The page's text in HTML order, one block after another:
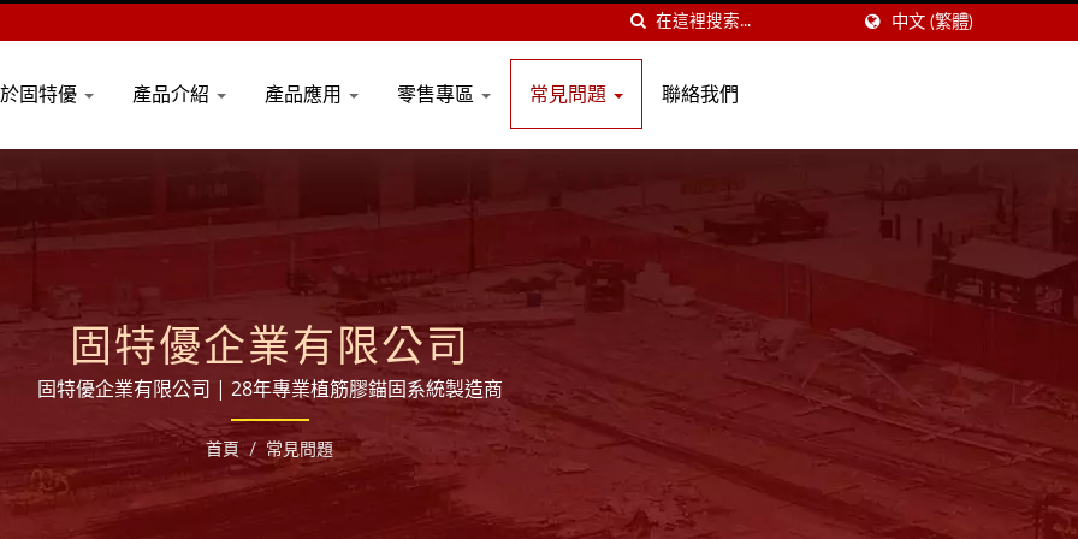
中文 (繁體)
固特優 產品介紹 產品應用 零售專區 常見問題 聯絡我們
固特優企業有限公司
固特優企業有限公司 | 28年專業植筋膠錨固系統製造商
首頁 / 常見問題